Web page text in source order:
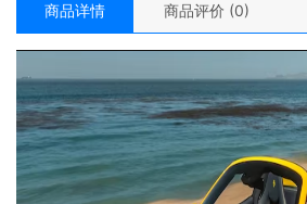
商品详情 商品评价 (0)